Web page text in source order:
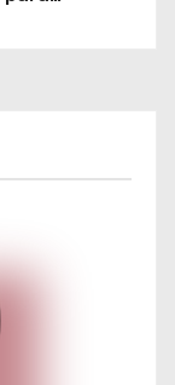
al campeón